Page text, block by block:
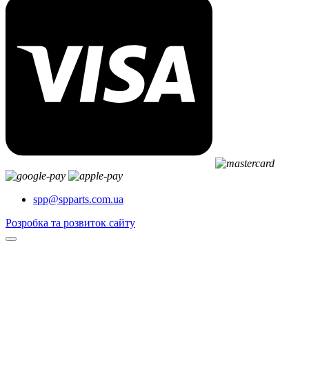
spp@spparts.com.ua
Розробка та розвиток сайту